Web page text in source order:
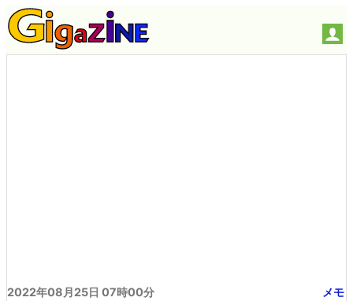
2022年08月25日 07時00分 メモ